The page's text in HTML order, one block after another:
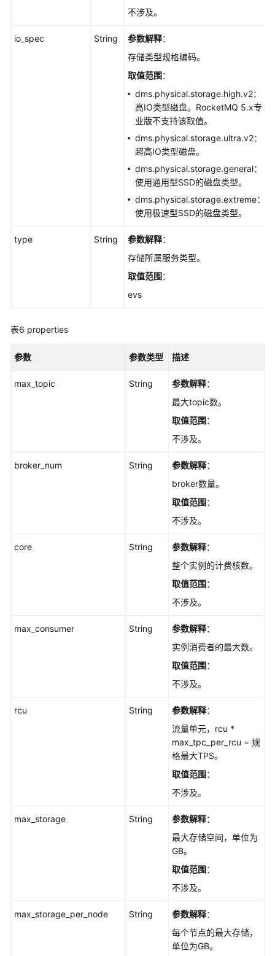
不涉及。
io_spec String 参数解释：
存储类型规格编码。
取值范围：
dms.physical.storage.high.v2：
高IO类型磁盘。RocketMQ 5.x专
业版不支持该取值。
dms.physical.storage.ultra.v2：
超高IO类型磁盘。
dms.physical.storage.general：
使用通用型SSD的磁盘类型。
dms.physical.storage.extreme：
使用极速型SSD的磁盘类型。
type String 参数解释：
存储所属服务类型。
取值范围：
evs
表6 properties
参数 参数类型 描述
max_topic String 参数解释：
最大topic数。
取值范围：
不涉及。
broker_num String 参数解释：
broker数量。
取值范围：
不涉及。
core String 参数解释：
整个实例的计费核数。
取值范围：
不涉及。
max_consumer String 参数解释：
实例消费者的最大数。
取值范围：
不涉及。
rcu String 参数解释：
流量单元，rcu *
max_tpc_per_rcu = 规
格最大TPS。
取值范围：
不涉及。
max_storage String 参数解释：
最大存储空间，单位为
GB。
取值范围：
不涉及。
max_storage_per_node String 参数解释：
每个节点的最大存储，
单位为GB。